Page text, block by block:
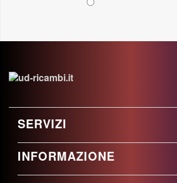
SERVIZI
INFORMAZIONE